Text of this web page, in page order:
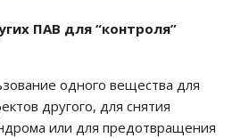
ПАВ для “контроля”
одного вещества для
другого, для снятия
или для предотвращения